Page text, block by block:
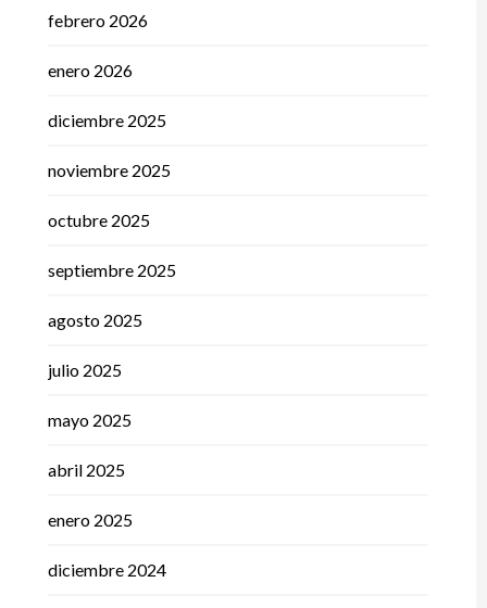
febrero 2026
enero 2026
diciembre 2025
noviembre 2025
octubre 2025
septiembre 2025
agosto 2025
julio 2025
mayo 2025
abril 2025
enero 2025
diciembre 2024